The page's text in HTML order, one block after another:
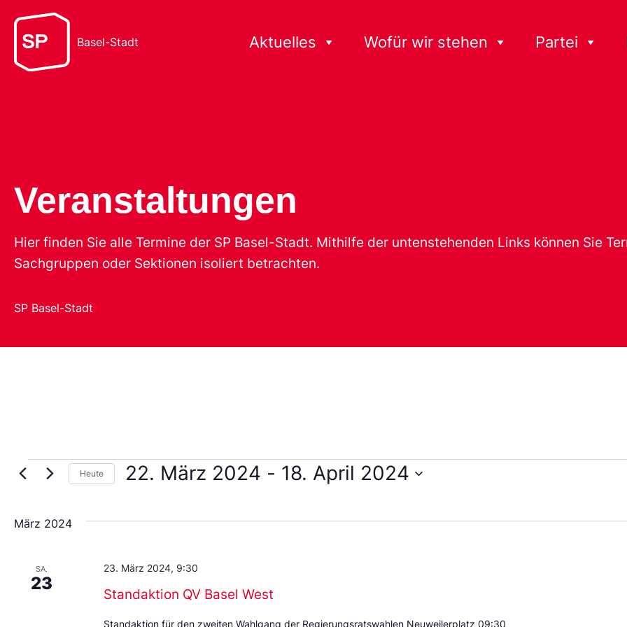
Basel-Stadt Aktuelles Wofür wir stehen Partei
Veranstaltungen
Hier finden Sie alle Termine der SP Basel-Stadt. Mithilfe der untenstehenden Links können Sie
Sachgruppen oder Sektionen isoliert betrachten.
SP Basel-Stadt
Heute 22. März 2024 - 18. April 2024
das
März 2024
SA.
23
Standaktion QV Basel West
23. März 2024, 9:30
Standaktion für den zweiten Wahlgang der Regierungsratswahlen Neuweilerplatz 09:30